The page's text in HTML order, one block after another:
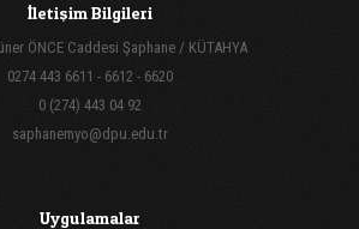
İletişim Bilgileri
ÖNCE Caddesi Şaphane / KÜTAHYA
0274 443 6611 - 6612 - 6620
0 (274) 443 04 92
saphanemyo@dpu.edu.tr
Uygulamalar